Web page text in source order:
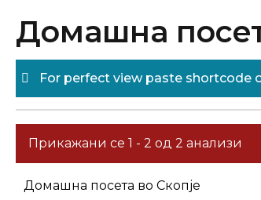
Домашна
For perfect view paste shortcode
Прикажани се 1 - 2 од 2 анализи
Домашна посета во Скопје